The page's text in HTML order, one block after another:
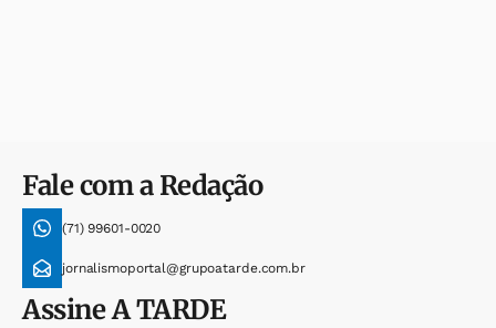
Fale com a Redação
(71) 99601-0020
jornalismoportal@grupoatarde.com.br
AssineA TARDE